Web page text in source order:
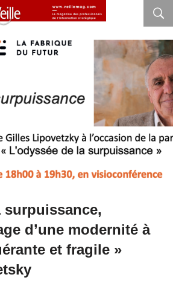
surpuissance,
d’une modernité à
et fragile »